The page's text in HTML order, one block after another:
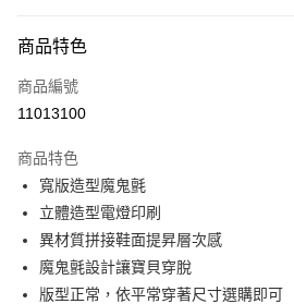
LINE Pay
Apple Pay
悠遊付
Google Pay
全盈+PAY
AFTEE先享後付
商品特色
商品編號
11013100
商品特色
寬版造型魔鬼氈
立體造型電燈印刷
異材質拼接鞋面提昇層次感
魔鬼氈設計讓寶貝穿脫
版型正常，依平常穿著尺寸選購即可